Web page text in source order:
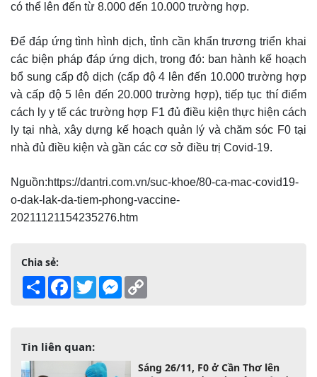
có thể lên đến từ 8.000 đến 10.000 trường hợp.
Để đáp ứng tình hình dịch, tỉnh cần khẩn trương triển khai
các biện pháp đáp ứng dịch, trong đó: ban hành kế hoạch
bổ sung cấp độ dịch (cấp độ 4 lên đến 10.000 trường hợp
và cấp độ 5 lên đến 20.000 trường hợp), tiếp tục thí điểm
cách ly y tế các trường hợp F1 đủ điều kiện thực hiện cách
ly tại nhà, xây dựng kế hoạch quản lý và chăm sóc F0 tại
nhà đủ điều kiện và gần các cơ sở điều trị Covid-19.
Nguồn:https://dantri.com.vn/suc-khoe/80-ca-mac-covid19-
o-dak-lak-da-tiem-phong-vaccine-
20211121154235276.htm
Chia sẻ:
Share Facebook
TwitterMessenger
Tin liên quan:
Sáng 26/11, F0 ở Cần Thơ lên